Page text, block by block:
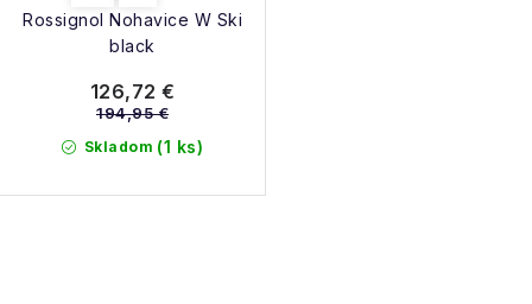
Rossignol Nohavice W Ski
black
Skladom (1 ks)
126,72 €
194,95 €